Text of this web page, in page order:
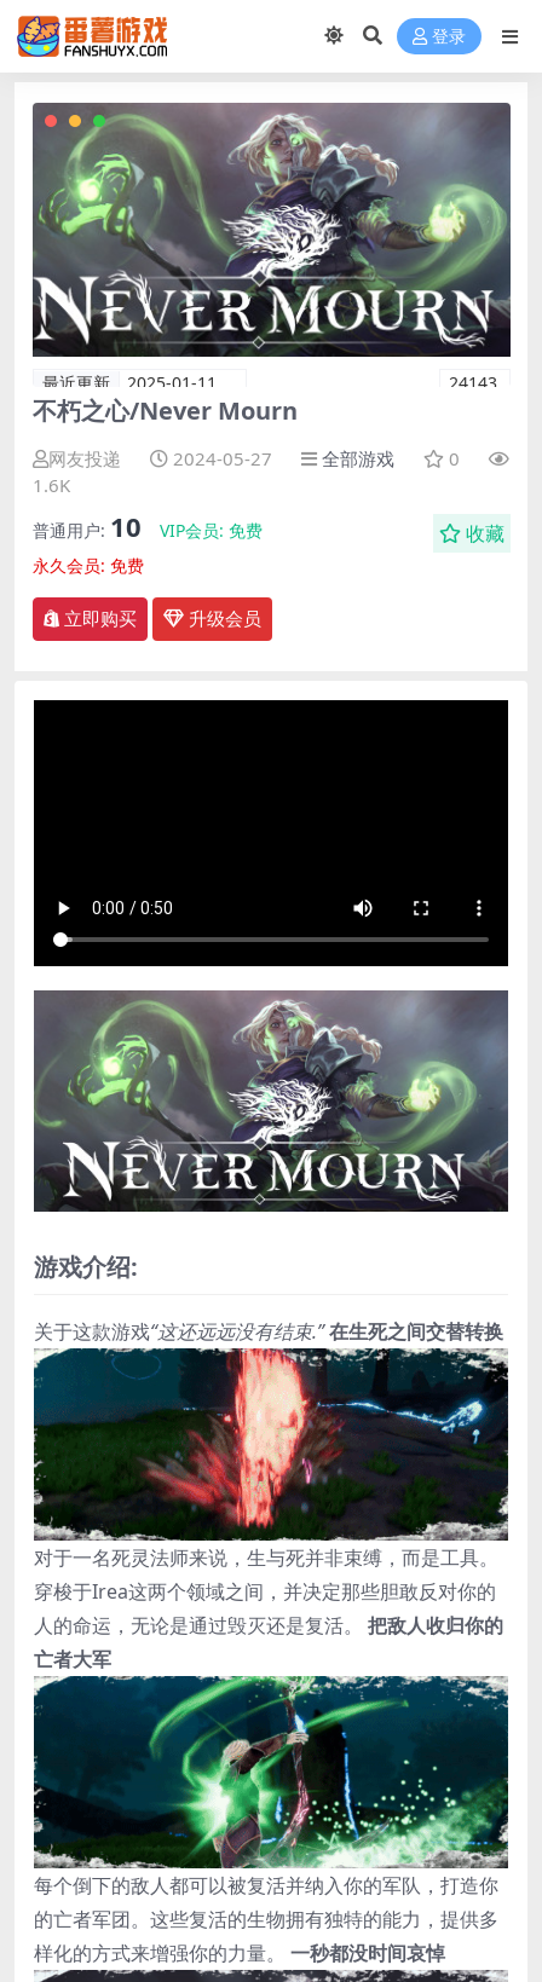
登录
最近更新 2025-01-11 24143
不朽之心/Never Mourn
网友投递 2024-05-27 全部游戏
0
1.6K
普通用户: 10 VIP会员: 免费
永久会员: 免费
收藏
立即购买 升级会员
游戏介绍:
关于这款游戏“这还远远没有结束.”在生死之间交替转换
对于一名死灵法师来说，生与死并非束缚，而是工具。
穿梭于Irea这两个领域之间，并决定那些胆敢反对你的
人的命运，无论是通过毁灭还是复活。 把敌人收归你的
亡者大军
每个倒下的敌人都可以被复活并纳入你的军队，打造你
的亡者军团。这些复活的生物拥有独特的能力，提供多
样化的方式来增强你的力量。 一秒都没时间哀悼